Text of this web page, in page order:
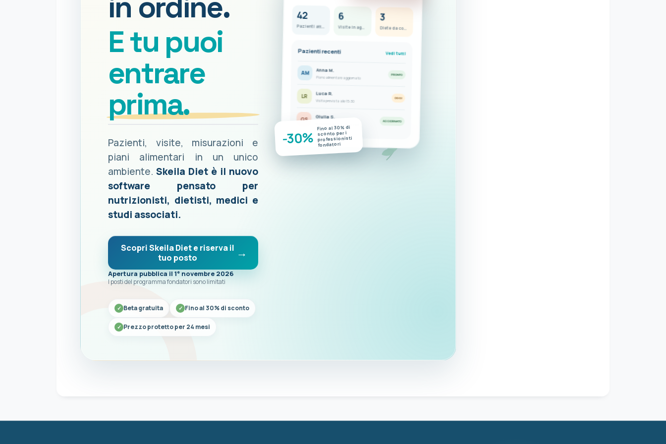
E tu puoi
entrare
prima.
Pazienti, visite, misurazioni e
piani alimentari in un unico
ambiente. Skeila Diet è il nuovo
software pensato per
nutrizionisti, dietisti, medici e
studi associati.
Scopri Skeila Diet e riserva il
tuo posto
Apertura pubblica il 1° novembre 2026
I posti del programma fondatori sono limitati
Beta gratuita Fino al 30% di sconto
Prezzo protetto per 24 mesi
42
Pazienti attivi
6
Visite in agenda
3
Diete da completare
Pazienti recenti Vedi tutti
AM Anna M.
Piano alimentare aggiornato
PRONTO
LR Luca R.
Visita prevista alle 15:30
OGGI
GS Giulia S.
AGGIORNATO
-30%
Fino al 30% di
sconto per i
professionisti
fondatori